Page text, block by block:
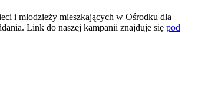
i młodzieży mieszkających w Ośrodku dla
Link do naszej kampanii znajduje się pod